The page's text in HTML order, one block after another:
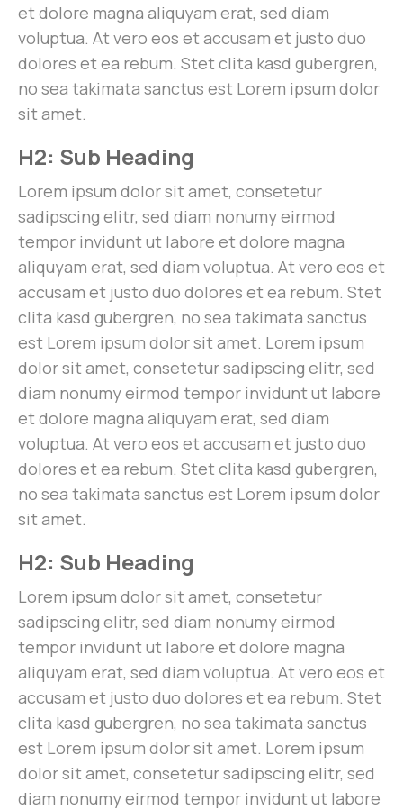
et dolore magna aliquyam erat, sed diam
voluptua. At vero eos et accusam et justo duo
dolores et ea rebum. Stet clita kasd gubergren,
no sea takimata sanctus est Lorem ipsum dolor
sit amet.
H2: Sub Heading
Lorem ipsum dolor sit amet, consetetur
sadipscing elitr, sed diam nonumy eirmod
tempor invidunt ut labore et dolore magna
aliquyam erat, sed diam voluptua. At vero eos et
accusam et justo duo dolores et ea rebum. Stet
clita kasd gubergren, no sea takimata sanctus
est Lorem ipsum dolor sit amet. Lorem ipsum
dolor sit amet, consetetur sadipscing elitr, sed
diam nonumy eirmod tempor invidunt ut labore
et dolore magna aliquyam erat, sed diam
voluptua. At vero eos et accusam et justo duo
dolores et ea rebum. Stet clita kasd gubergren,
no sea takimata sanctus est Lorem ipsum dolor
sit amet.
H2: Sub Heading
Lorem ipsum dolor sit amet, consetetur
sadipscing elitr, sed diam nonumy eirmod
tempor invidunt ut labore et dolore magna
aliquyam erat, sed diam voluptua. At vero eos et
accusam et justo duo dolores et ea rebum. Stet
clita kasd gubergren, no sea takimata sanctus
est Lorem ipsum dolor sit amet. Lorem ipsum
dolor sit amet, consetetur sadipscing elitr, sed
diam nonumy eirmod tempor invidunt ut labore